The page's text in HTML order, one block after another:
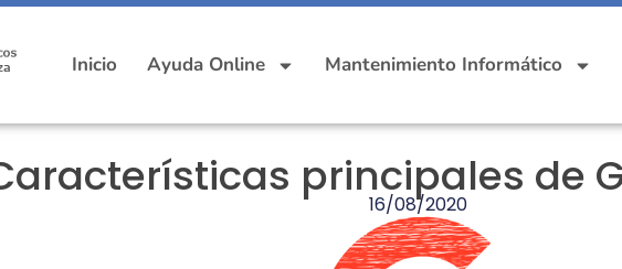
Inicio Ayuda Online Mantenimiento Informático
principales de
16/08/2020